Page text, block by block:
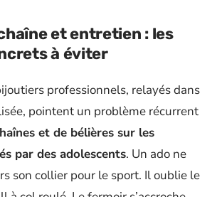
et entretien : les
à éviter
professionnels, relayés dans
pointent un problème récurrent
et de bélières sur les
par des adolescents. Un ado ne
son collier pour le sport. Il oublie le